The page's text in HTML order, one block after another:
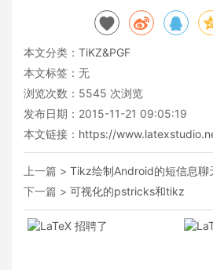
本文分类： TiKZ&PGF
本文标签：无
浏览次数： 5545 次浏览
发布日期：2015-11-21 09:05:19
本文链接： https://
上一篇 > Tikz绘制Android的短信息聊
下一篇 > 可视化的pstricks和tikz